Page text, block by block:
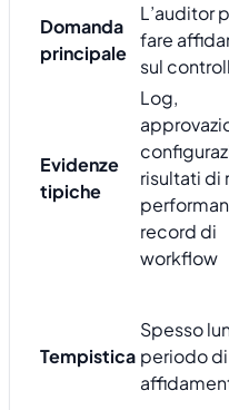
Domanda
principale
L’auditor
fare
sul
Evidenze
tipiche
Log,
risultati di
record di
workflow
Tempistica
Spesso
periodo di